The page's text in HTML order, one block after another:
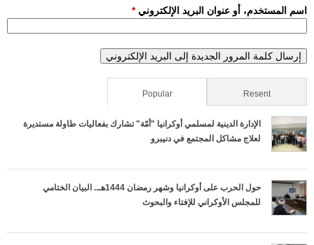
ي
ب
ت
ا
‏اسم المستخدم، أو عنوان البريد الإلكتروني ‏*
Resent
Popular
الإدارة الدينية لمسلمي أوكرانيا "أمّة" تشارك بفعاليات طاولة مستديرة
لعلاج مشاكل المجتمع في دنيبرو
حول الحرب على أوكرانيا وشهر رمضان 1444هـ.. البيان الختامي
للمجلس الأوكراني للإفتاء والبحوث